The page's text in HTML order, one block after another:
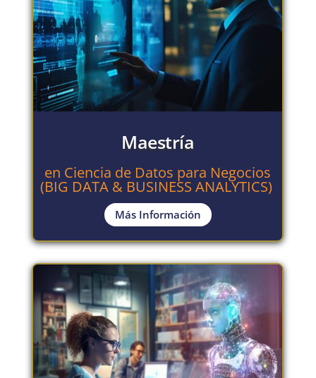
Maestría
en Ciencia de Datos para Negocios
(BIG DATA & BUSINESS ANALYTICS)
Más Información